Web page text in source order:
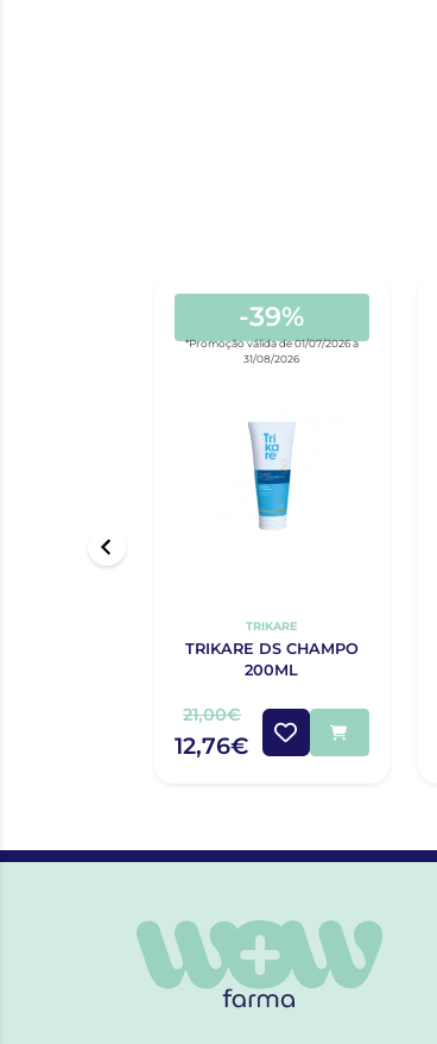
-39%
*Promoção válida de 01/07/2026 a
31/08/2026
TRIKARE
TRIKARE DS CHAMPO
200ML
21,00€
12,76€